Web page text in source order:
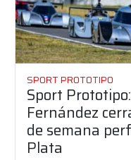
SPORT PROTOTIPO
Sport
Fernández
de semana
Plata